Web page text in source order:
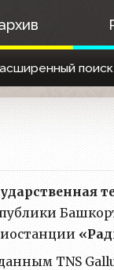
поиск
TNS